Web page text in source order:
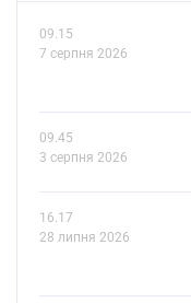
09.15
7 серпня 2026
09.45
3 серпня 2026
16.17
28 липня 2026